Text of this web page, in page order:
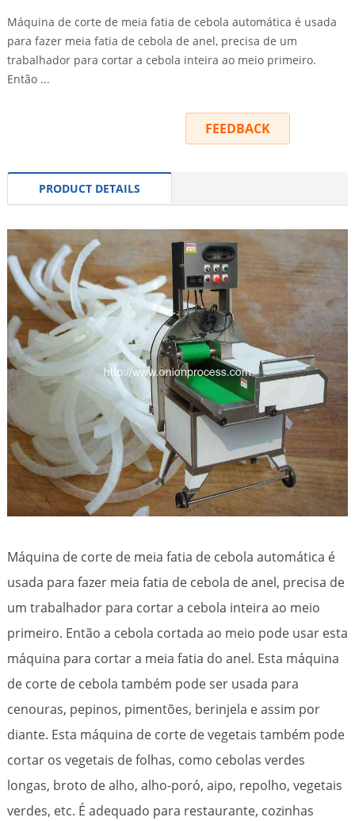
Máquina de corte de meia fatia de cebola automática é usada
para fazer meia fatia de cebola de anel, precisa de um
trabalhador para cortar a cebola inteira ao meio primeiro.
Então ...
FEEDBACK
PRODUCT DETAILS
Máquina de corte de meia fatia de cebola automática é
usada para fazer meia fatia de cebola de anel, precisa de
um trabalhador para cortar a cebola inteira ao meio
primeiro. Então a cebola cortada ao meio pode usar esta
máquina para cortar a meia fatia do anel. Esta máquina
de corte de cebola também pode ser usada para
cenouras, pepinos, pimentões, berinjela e assim por
diante. Esta máquina de corte de vegetais também pode
cortar os vegetais de folhas, como cebolas verdes
longas, broto de alho, alho-poró, aipo, repolho, vegetais
verdes, etc. É adequado para restaurante, cozinhas